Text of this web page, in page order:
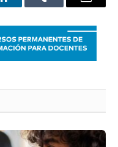
LinkedInTumblr Email